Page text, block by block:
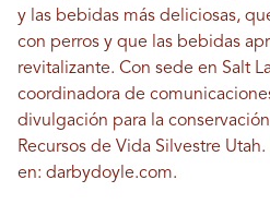
y las bebidas más deliciosas,
con perros y que las bebidas
revitalizante. Con sede en Salt
coordinadora de
divulgación para la
Recursos de Vida Silvestre
en: darbydoyle.com.